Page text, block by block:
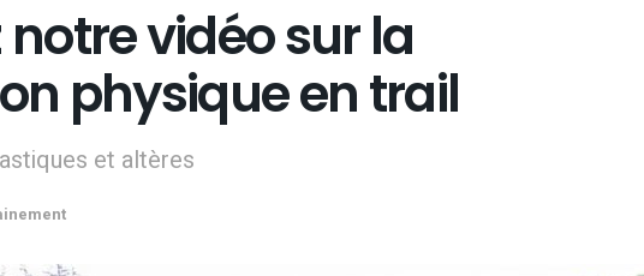
notre vidéo sur la
physique en trail
et altères